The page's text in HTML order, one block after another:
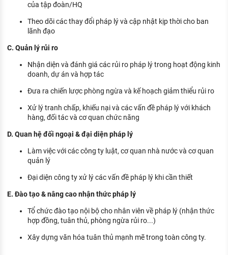
của tập đoàn/HQ
Theo dõi các thay đổi pháp lý và cập nhật kịp thời cho ban
lãnh đạo
C. Quản lý rủi ro
Nhận diện và đánh giá các rủi ro pháp lý trong hoạt động kinh
doanh, dự án và hợp tác
Đưa ra chiến lược phòng ngừa và kế hoạch giảm thiểu rủi ro
Xử lý tranh chấp, khiếu nại và các vấn đề pháp lý với khách
hàng, đối tác và cơ quan chức năng
D. Quan hệ đối ngoại & đại diện pháp lý
Làm việc với các công ty luật, cơ quan nhà nước và cơ quan
quản lý
Đại diện công ty xử lý các vấn đề pháp lý khi cần thiết
E. Đào tạo & nâng cao nhận thức pháp lý
Tổ chức đào tạo nội bộ cho nhân viên về pháp lý (nhận thức
hợp đồng, tuân thủ, phòng ngừa rủi ro...)
Xây dựng văn hóa tuân thủ mạnh mẽ trong toàn công ty.